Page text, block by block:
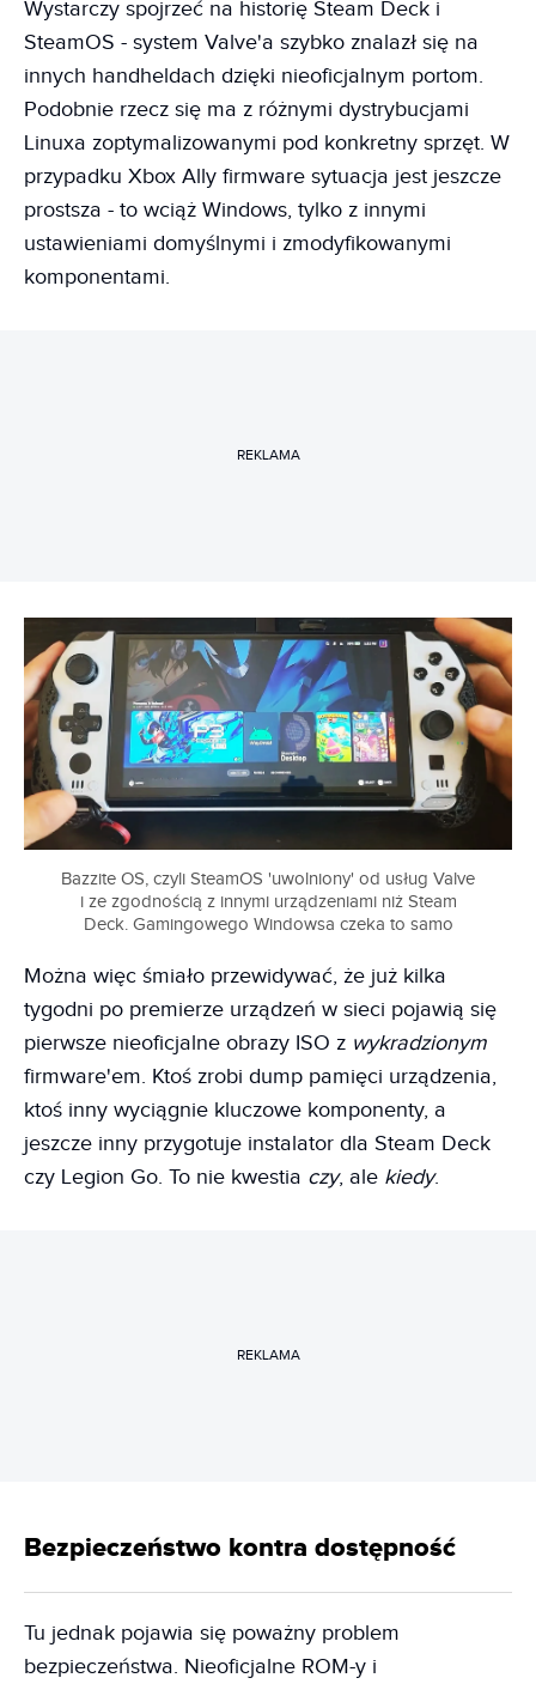
Wystarczy spojrzeć na historię Steam Deck i
SteamOS - system Valve'a szybko znalazł się na
innych handheldach dzięki nieoficjalnym portom.
Podobnie rzecz się ma z różnymi dystrybucjami
Linuxa zoptymalizowanymi pod konkretny sprzęt. W
przypadku Xbox Ally firmware sytuacja jest jeszcze
prostsza - to wciąż Windows, tylko z innymi
ustawieniami domyślnymi i zmodyfikowanymi
komponentami.
REKLAMA
Bazzite OS, czyli SteamOS 'uwolniony' od usług Valve
i ze zgodnością z innymi urządzeniami niż Steam
Deck. Gamingowego Windowsa czeka to samo
Można więc śmiało przewidywać, że już kilka
tygodni po premierze urządzeń w sieci pojawią się
pierwsze nieoficjalne obrazy ISO z wykradzionym
firmware'em. Ktoś zrobi dump pamięci urządzenia,
ktoś inny wyciągnie kluczowe komponenty, a
jeszcze inny przygotuje instalator dla Steam Deck
czy Legion Go. To nie kwestia czy, ale kiedy.
REKLAMA
Bezpieczeństwo kontra dostępność
Tu jednak pojawia się poważny problem
bezpieczeństwa. Nieoficjalne ROM-y i